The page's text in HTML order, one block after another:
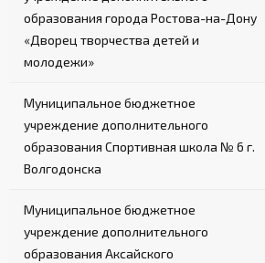
площадку
образования города Ростова-на-Дону
«Дворец творчества детей и
молодежи»
Муниципальное бюджетное
учреждение дополнительного
образования Спортивная школа № 6 г.
Волгодонска
Муниципальное бюджетное
учреждение дополнительного
образования Аксайского